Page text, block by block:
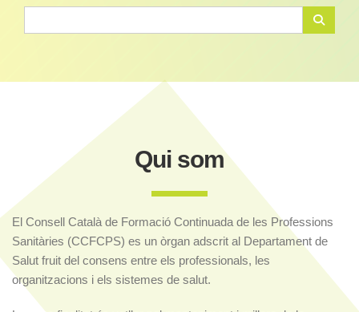
Qui som
El Consell Català de Formació Continuada de les Professions
Sanitàries (CCFCPS) es un òrgan adscrit al Departament de
Salut fruit del consens entre els professionals, les
organitzacions i els sistemes de salut.